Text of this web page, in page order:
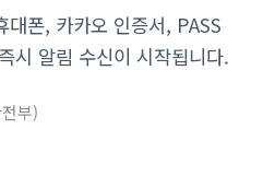
폰, 카카오 인증서, PASS
시 알림 수신이 시작됩니다.
부